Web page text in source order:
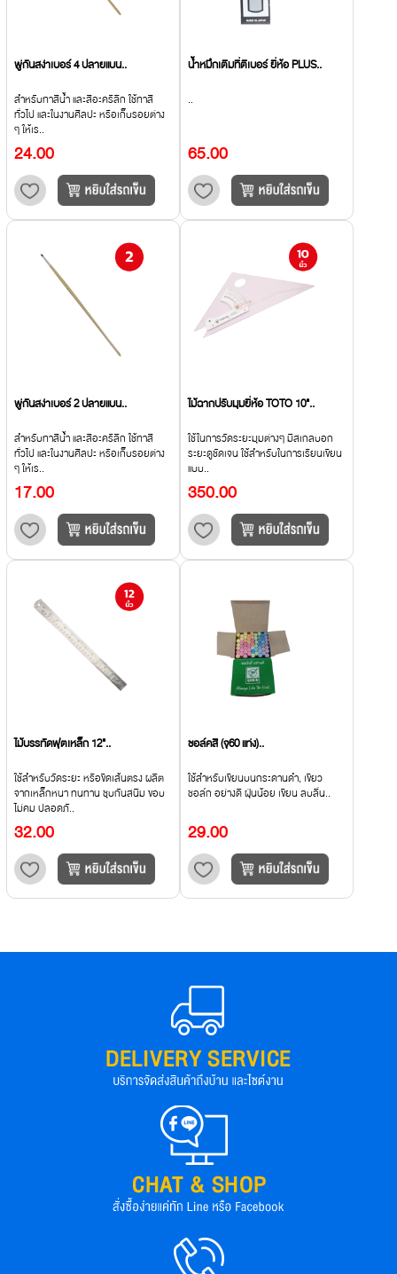
พู่กันสง่าเบอร์ 4 ปลายแบน..
สำหรับทาสีน้ำ และสีอะคริลิก ใช้ทาสี
ทั่วไป และในงานศิลปะ หรือเก็บรอยต่าง
ๆ ให้เร..
24.00
น้ำหมึกเติมที่ตีเบอร์ ยี่ห้อ PLUS..
..
65.00
พู่กันสง่าเบอร์ 2 ปลายแบน..
สำหรับทาสีน้ำ และสีอะคริลิก ใช้ทาสี
ทั่วไป และในงานศิลปะ หรือเก็บรอยต่าง
ๆ ให้เร..
17.00
ไม้ฉากปรับมุมยี่ห้อ TOTO 10"..
ใช้ในการวัดระยะมุมต่างๆ มีสเกลบอก
ระยะดูชัดเจน ใช้สำหรับในการเรียนเขียน
แบบ..
350.00
ไม้บรรทัดฟุตเหล็ก 12"..
ใช้สำหรับวัดระยะ หรือขีดเส้นตรง ผลิต
จากเหล็กหนา ทนทาน ชุบกันสนิม ขอบ
ไม่คม ปลอดภั..
32.00
ชอล์คสี (จุ60 แท่ง)..
ใช้สำหรับเขียนบนกระดานดำ, เขียว
ชอล์ก อย่างดี ฝุ่นน้อย เขียน ลบลื่น..
29.00